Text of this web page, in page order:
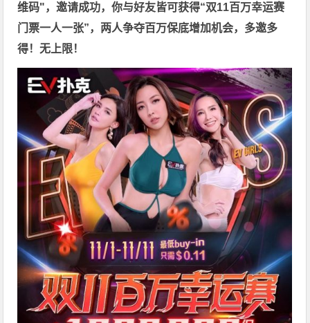
维码"，邀请成功，你与好友皆可获得“双11百万幸运赛
门票一人一张”，两人争夺百万保底增加机会，多邀多
得！无上限！